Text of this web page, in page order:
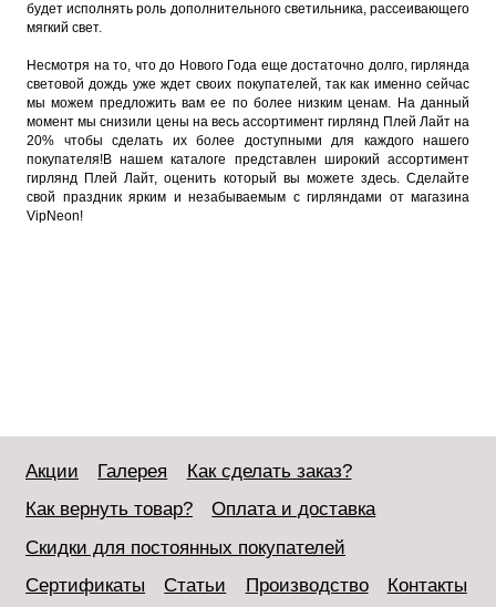
будет исполнять роль дополнительного светильника, рассеивающего
мягкий свет.
Несмотря на то, что до Нового Года еще достаточно долго, гирлянда
световой дождь уже ждет своих покупателей, так как именно сейчас
мы можем предложить вам ее по более низким ценам. На данный
момент мы снизили цены на весь ассортимент гирлянд Плей Лайт на
20% чтобы сделать их более доступными для каждого нашего
покупателя!В нашем каталоге представлен широкий ассортимент
гирлянд Плей Лайт, оценить который вы можете здесь. Сделайте
свой праздник ярким и незабываемым с гирляндами от магазина
VipNeon!
Акции Галерея
Как сделать заказ?
Как вернуть товар?
Оплата и доставка
Скидки для постоянных покупателей
Сертификаты
Статьи Производство Контакты